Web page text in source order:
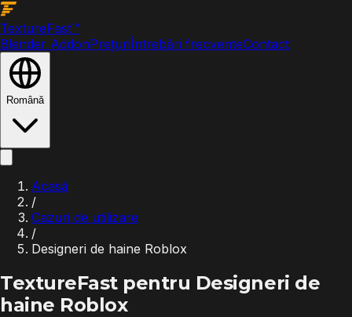
TextureFast™
Blender AddonPrețuriÎntrebări frecventeContact
Română
Acasă
/
Cazuri de utilizare
/
Designeri de haine Roblox
TextureFast pentru Designeri de
haine Roblox